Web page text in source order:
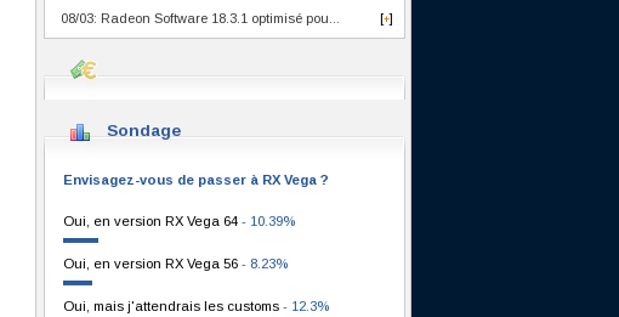
[+]
08/03: Radeon Software 18.3.1 optimisé pou...
Sondage
Envisagez-vous de passer à RX Vega ?
Oui, en version RX Vega 64 - 10.39%
Oui, en version RX Vega 56 - 8.23%
Oui, mais j'attendrais les customs - 12.3%